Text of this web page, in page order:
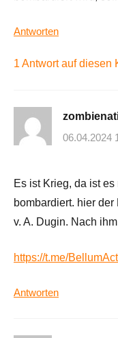
Antworten
1 Antwort auf
06.04.2024
Es ist Krieg, da ist
bombardiert. hier
v. A. Dugin. Nach
https://t.me/
Antworten